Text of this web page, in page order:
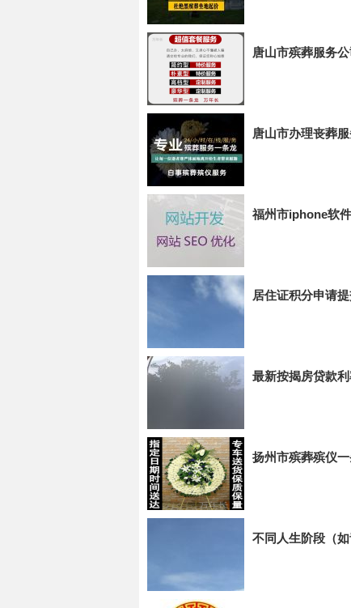
唐山市殡葬服务
唐山市办理丧葬
福州市iphone软
居住证积分申请
最新按揭房贷款
扬州市殡葬殡仪
不同人生阶段（